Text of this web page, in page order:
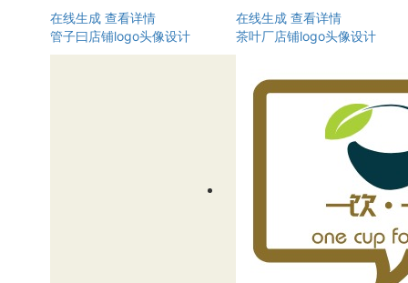
在线生成 查看详情
管子曰店铺logo头像设计
在线生成 查看详情
茶叶厂店铺logo头像设计